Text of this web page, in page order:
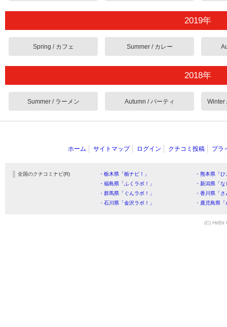
2019年
Spring / カフェ Summer / カレー
2018年
Summer / ラーメン Autumn / パーティ Winter
ホーム サイトマップ ログイン クチコミ投稿 プラ
全国のクチコミナビ(R) ・栃木県「栃ナビ！」
・熊本県「
・福島県「ふくラボ！」
・新潟県「
・群馬県「ぐんラボ！」
・香川県「
・石川県「金沢ラボ！」
・鹿児島県
(C) HitBit